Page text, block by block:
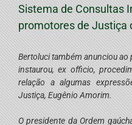
Sistema de Consultas
promotores de Justiça
Bertoluci também anunciou
instaurou, ex officio,
relação a algumas
Justiça, Eugênio Amorim.
O presidente da Ordem